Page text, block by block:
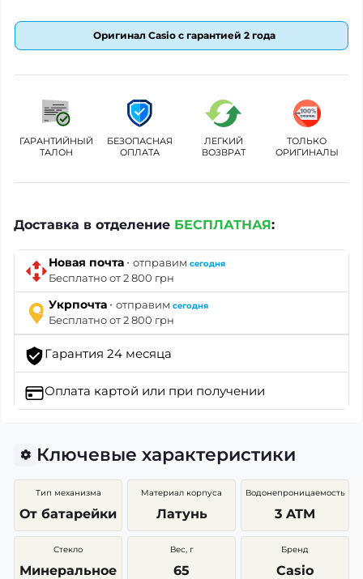
Оригинал Casio с гарантией 2 года
ГАРАНТИЙНЫЙ
ТАЛОН
БЕЗОПАСНАЯ
ОПЛАТА
ЛЕГКИЙ
ВОЗВРАТ
ТОЛЬКО
ОРИГИНАЛЫ
Доставка в отделение БЕСПЛАТНАЯ:
Новая почта · отправим сегодня
Бесплатно от 2 800 грн
Укрпочта · отправим сегодня
Бесплатно от 2 800 грн
Гарантия 24 месяца
Оплата картой или при получении
Ключевые характеристики
Тип механизма
От батарейки
Материал корпуса
Латунь
Водонепроницаемость
3 ATM
Стекло
Минеральное
Вес, г
65
Бренд
Casio